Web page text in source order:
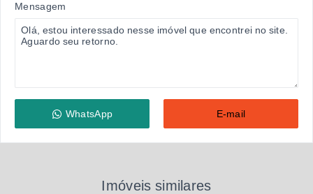
Mensagem
WhatsApp E-mail
Imóveis similares